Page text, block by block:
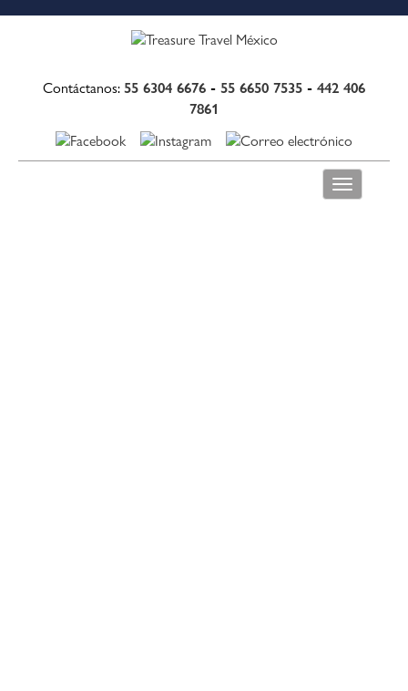
Contáctanos: 55 6304 6676 - 55 6650 7535 - 442 406
7861
Toggle
navigation